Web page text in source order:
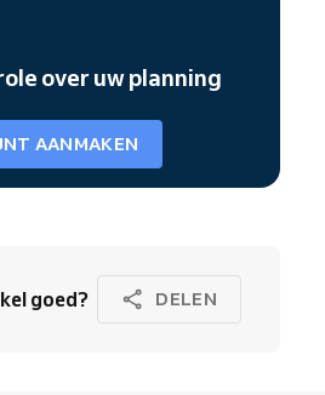
over uw planning
AANMAKEN
goed? DELEN